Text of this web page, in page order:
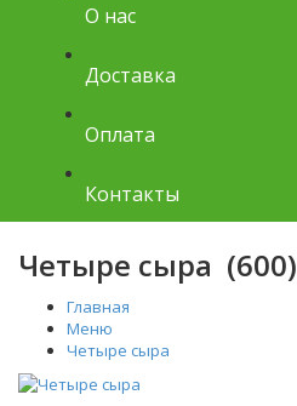
О нас
Доставка
Оплата
Контакты
Четыре сыра (600)
Главная
Меню
Четыре сыра